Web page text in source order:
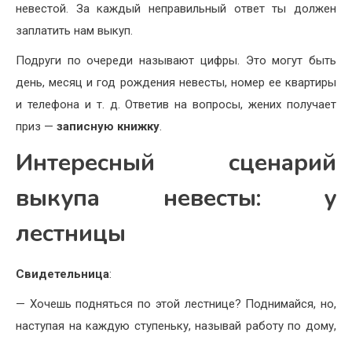
невестой. За каждый неправильный ответ ты должен
заплатить нам выкуп.
Подруги по очереди называют цифры. Это могут быть
день, месяц и год рождения невесты, номер ее квартиры
и телефона и т. д. Ответив на вопросы, жених получает
приз — записную книжку.
Интересный сценарий
выкупа невесты: у
лестницы
Свидетельница:
— Хочешь подняться по этой лестнице? Поднимайся, но,
наступая на каждую ступеньку, называй работу по дому,